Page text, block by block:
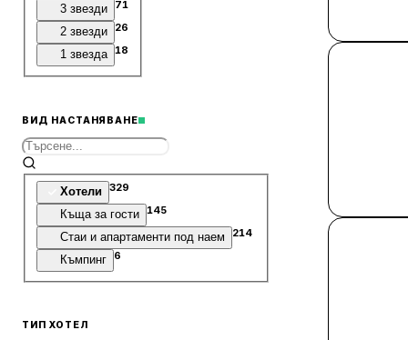
3 звезди 71
2 звезди 26
1 звезда 18
ВИД НАСТАНЯВАНЕ
Хотели 329
Къща за гости 145
Стаи и апартаменти под наем 214
Къмпинг 6
ТИП ХОТЕЛ